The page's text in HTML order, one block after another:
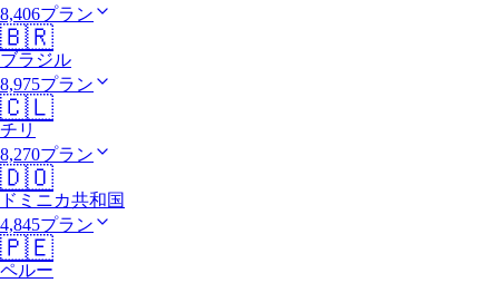
8,406プラン
🇧🇷
ブラジル
8,975プラン
🇨🇱
チリ
8,270プラン
🇩🇴
ドミニカ共和国
4,845プラン
🇵🇪
ペルー